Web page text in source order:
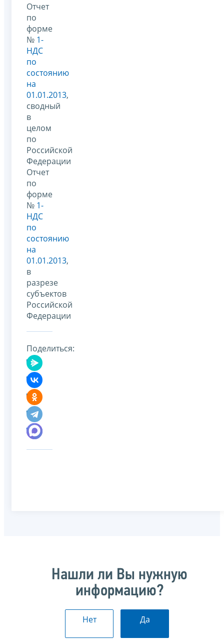
Отчет
по
форме
№ 1-
НДС
по
состоянию
на
01.01.2013,
сводный
в
целом
по
Российской
Федерации
Отчет
по
форме
№ 1-
НДС
по
состоянию
на
01.01.2013,
в
разрезе
субъектов
Российской
Федерации
Поделиться:
Нашли ли Вы нужную
информацию?
Нет Да